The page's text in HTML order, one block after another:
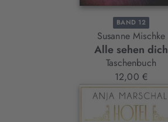
BAND 12
Susanne Mischke
Alle sehen dich
Taschenbuch
12,00 €